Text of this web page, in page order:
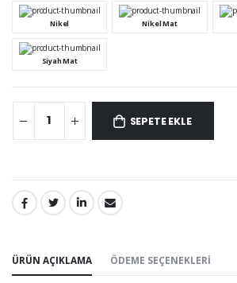
Nikel Nikel Mat
Siyah Mat
SEPETE EKLE
PAYLAŞ:
ÜRÜN AÇIKLAMA ÖDEME SEÇENEKLERI